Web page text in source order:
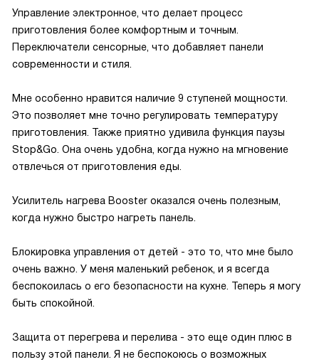
Управление электронное, что делает процесс
приготовления более комфортным и точным.
Переключатели сенсорные, что добавляет панели
современности и стиля.
Мне особенно нравится наличие 9 ступеней мощности.
Это позволяет мне точно регулировать температуру
приготовления. Также приятно удивила функция паузы
Stop&Go. Она очень удобна, когда нужно на мгновение
отвлечься от приготовления еды.
Усилитель нагрева Booster оказался очень полезным,
когда нужно быстро нагреть панель.
Блокировка управления от детей - это то, что мне было
очень важно. У меня маленький ребенок, и я всегда
беспокоилась о его безопасности на кухне. Теперь я могу
быть спокойной.
Защита от перегрева и перелива - это еще один плюс в
пользу этой панели. Я не беспокоюсь о возможных